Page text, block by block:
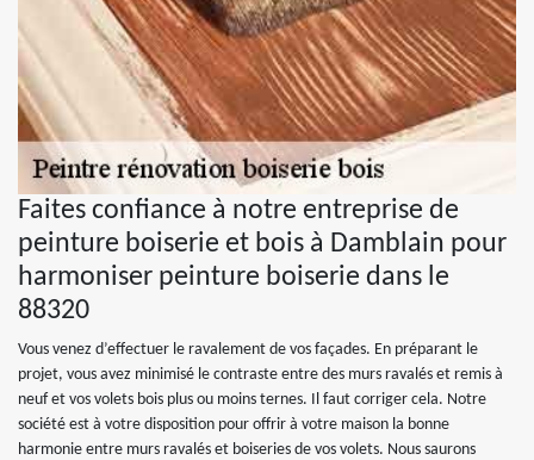
Faites confiance à notre entreprise de
peinture boiserie et bois à Damblain pour
harmoniser peinture boiserie dans le
88320
Vous venez d’effectuer le ravalement de vos façades. En préparant le
projet, vous avez minimisé le contraste entre des murs ravalés et remis à
neuf et vos volets bois plus ou moins ternes. Il faut corriger cela. Notre
société est à votre disposition pour offrir à votre maison la bonne
harmonie entre murs ravalés et boiseries de vos volets. Nous saurons